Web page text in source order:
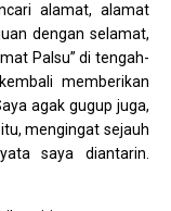
alamat, alamat
dengan selamat,
Palsu” di tengah-
memberikan
agak gugup juga,
mengingat sejauh
saya diantarin.